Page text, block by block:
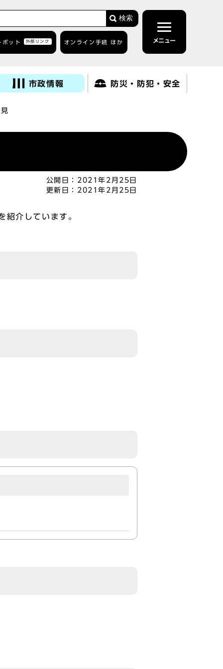
検索
ボット 外部リンク オンライン手続 ほか メニュー
市政情報 防災・防犯・安全
公開日： 2021年2月25日
更新日： 2021年2月25日
介しています。